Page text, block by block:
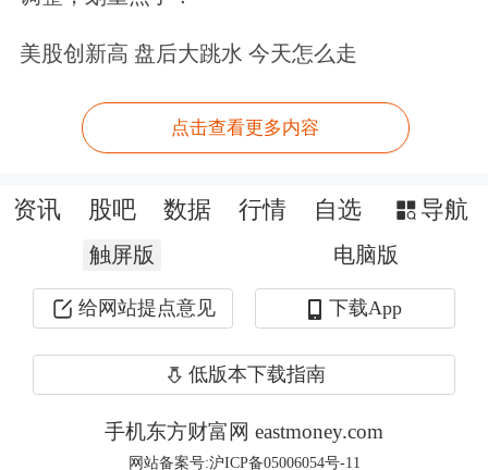
CCER（注：中国核证自愿减排量）重
的市场参与者提高流动性，支持多样化
的市场主体入市具有重要的现实意义。
香港作为连接东西方的联系人，愿意在
推动中国碳市场和海外市场之间的标
准、市场、投资者之间的互联互通方面
贡献更大力量。
美股创新高 盘后大跳水 今天怎么走
点击查看更多内容
资讯 股吧 数据 行情 自选 导航
触屏版 电脑版
给网站提点意见 下载App
低版本下载指南
手机东方财富网 eastmoney.com
网站备案号:沪ICP备05006054号-11